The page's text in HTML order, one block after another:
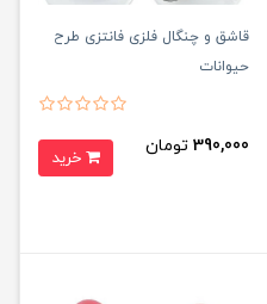
قاشق و چنگال فلزی فانتزی طرح
حیوانات
390,000 تومان